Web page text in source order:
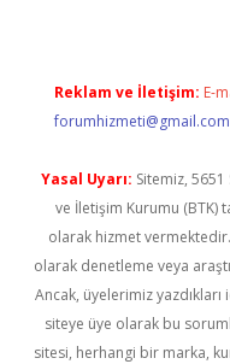
Reklam ve İletişim: E-
forumhizmeti@gmail.com
Yasal Uyarı: Sitemiz, 5651
ve İletişim Kurumu (BTK)
olarak hizmet
olarak denetleme veya
Ancak, üyelerimiz
siteye üye olarak bu
sitesi, herhangi bir marka,